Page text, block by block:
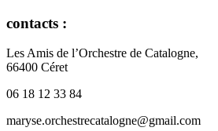
contacts :
Les Amis de l’Orchestre de Catalogne,
66400 Céret
06 18 12 33 84
maryse.orchestrecatalogne@gmail.com